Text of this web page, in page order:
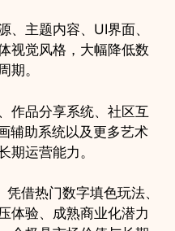
、主题内容、UI界面、
视觉风格，大幅降低数
期。
作品分享系统、社区互
辅助系统以及更多艺术
期运营能力。
借热门数字填色玩法、
体验、成熟商业化潜力